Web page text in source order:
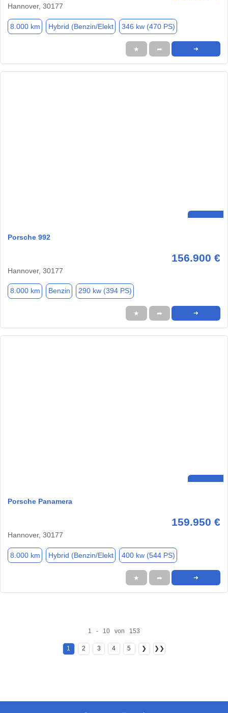
Hannover, 30177
8.000 km Hybrid (Benzin/Elekt 346 kw (470 PS)
★ ➦ ➜
Porsche 992
156.900 €
Hannover, 30177
8.000 km Benzin 290 kw (394 PS)
★ ➦ ➜
Porsche Panamera
159.950 €
Hannover, 30177
8.000 km Hybrid (Benzin/Elekt 400 kw (544 PS)
★ ➦ ➜
1 - 10 von 153
1 2 3 4 5 ❯ ❯❯